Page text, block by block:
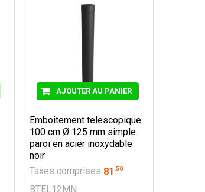
AJOUTER AU PANIER
Emboitement telescopique
100 cm Ø 125 mm simple
paroi en acier inoxydable
noir
Taxes comprises 81 .50
BTEL12MN